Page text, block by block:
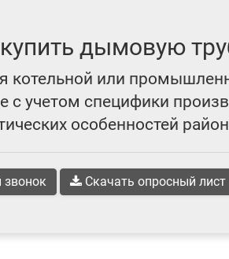
дымовую
или
учетом специфики
особенностей
звонок Скачать опросный лист